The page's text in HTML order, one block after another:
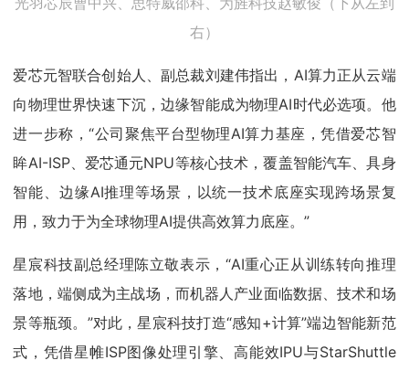
右）
爱芯元智联合创始人、副总裁刘建伟指出，AI算力正从云端
向物理世界快速下沉，边缘智能成为物理AI时代必选项。他
进一步称，“公司聚焦平台型物理AI算力基座，凭借爱芯智
眸AI-ISP、爱芯通元NPU等核心技术，覆盖智能汽车、具身
智能、边缘AI推理等场景，以统一技术底座实现跨场景复
用，致力于为全球物理AI提供高效算力底座。”
星宸科技副总经理陈立敬表示，“AI重心正从训练转向推理
落地，端侧成为主战场，而机器人产业面临数据、技术和场
景等瓶颈。”对此，星宸科技打造“感知+计算”端边智能新范
式，凭借星帷ISP图像处理引擎、高能效IPU与StarShuttle